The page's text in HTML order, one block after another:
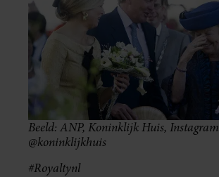
Beeld: ANP, Koninklijk Huis, Instagram
@koninklijkhuis
#Royaltynl